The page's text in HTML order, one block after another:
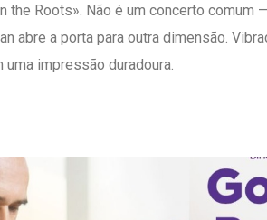
the Roots». Não é um concerto comum
abre a porta para outra dimensão.
impressão duradoura.